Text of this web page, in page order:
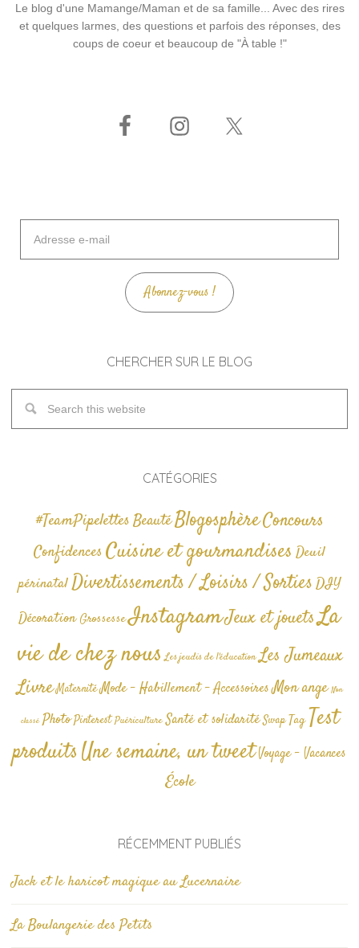
Le blog d'une Mamange/Maman et de sa famille... Avec des rires
et quelques larmes, des questions et parfois des réponses, des
coups de coeur et beaucoup de "À table !"
mail
Abonnez-vous !
CHERCHER SUR LE BLOG
CATÉGORIES
#TeamPipelettesBeautéBlogosphèreConcours
Confidences Cuisine et gourmandises Deuil
périnatalDivertissements / Loisirs / SortiesDIY
Décoration GrossesseInstagramJeux et jouetsLa
vie de chez nous Les jeudis de l'éducation Les Jumeaux
Livre Maternité Mode - Habillement - AccessoiresMon ange Non
classé Photo Pinterest Puériculture Santé et solidarité Swap TagTest
produitsUne semaine, un tweetVoyage - Vacances
École
RÉCEMMENT PUBLIÉS
Jack et le haricot magique au Lucernaire
La Boulangerie des Petits